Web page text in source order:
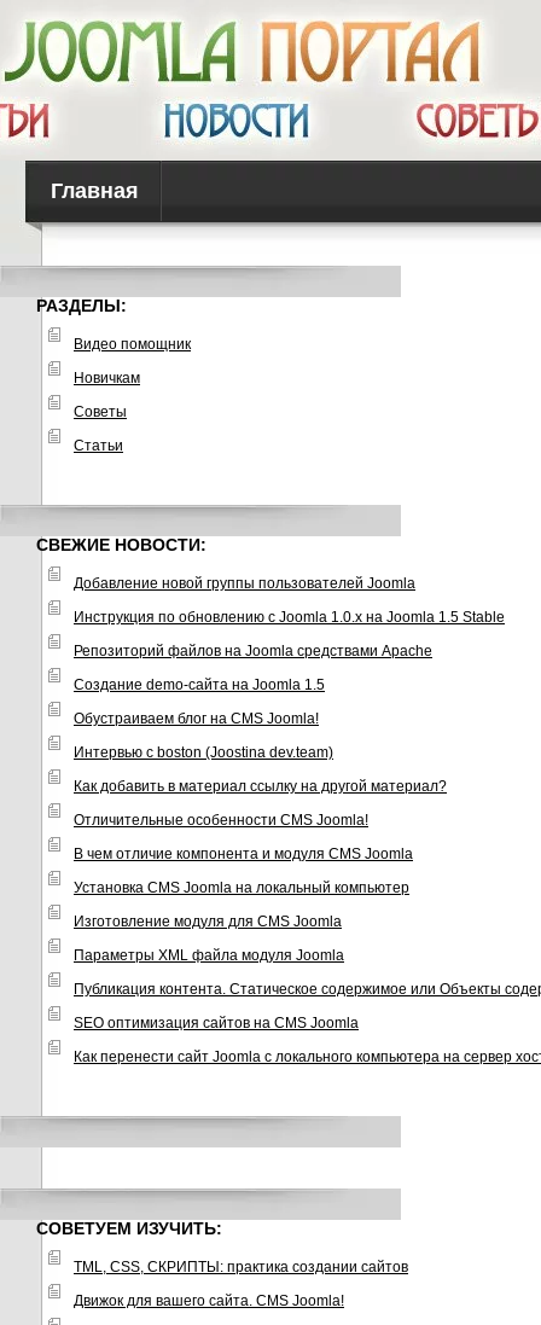
Главная
РАЗДЕЛЫ:
Видео помощник
Новичкам
Советы
Статьи
СВЕЖИЕ НОВОСТИ:
Добавление новой группы пользователей Joomla
Инструкция по обновлению с Joomla 1.0.x на Joomla 1.5 Stable
Репозиторий файлов на Joomla средствами Apache
Создание demo-сайта на Joomla 1.5
Обустраиваем блог на CMS Joomla!
Интервью с boston (Joostina dev.team)
Как добавить в материал ссылку на другой материал?
Отличительные особенности CMS Joomla!
В чем отличие компонента и модуля CMS Joomla
Установка CMS Joomla на локальный компьютер
Изготовление модуля для CMS Joomla
Параметры XML файла модуля Joomla
Публикация контента. Статическое содержимое или Объекты
SEO оптимизация сайтов на CMS Joomla
Как перенести сайт Joomla с локального компьютера на сервер
СОВЕТУЕМ ИЗУЧИТЬ:
TML, CSS, СКРИПТЫ: практика создании сайтов
Движок для вашего сайта. CMS Joomla!